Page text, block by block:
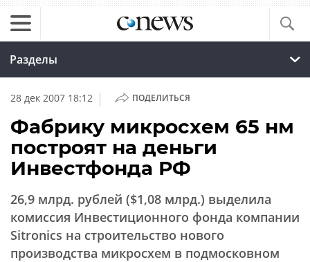
Разделы
28 дек 2007 18:12 | ПОДЕЛИТЬСЯ
Фабрику микросхем 65 нм
построят на деньги
Инвестфонда РФ
26,9 млрд. рублей ($1,08 млрд.) выделила
комиссия Инвестиционного фонда компании
Sitronics на строительство нового
производства микросхем в подмосковном